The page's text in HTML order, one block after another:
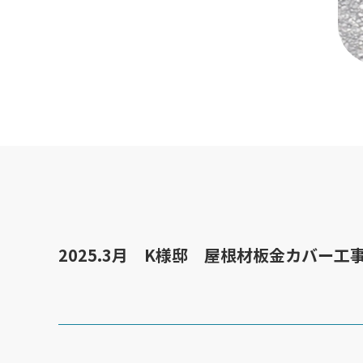
2025.3月 K様邸 屋根材板金カバー工